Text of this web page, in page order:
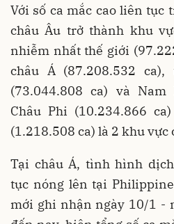
Với số ca mắc cao liên tục
châu Âu trở thành khu
nhiễm nhất thế giới
châu Á (87.208.532
(73.044.808 ca) và Nam
Châu Phi (10.234.866
(1.218.508 ca) là 2 khu vực
Tại châu Á, tình hình
tục nóng lên tại
mới ghi nhận ngày 10/1 -